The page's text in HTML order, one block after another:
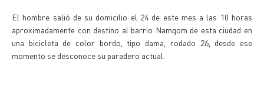
El hombre salió de su domicilio el 24 de este mes a las 10 horas
aproximadamente con destino al barrio Namqom de esta ciudad en
una bicicleta de color bordo, tipo dama, rodado 26, desde ese
momento se desconoce su paradero actual.